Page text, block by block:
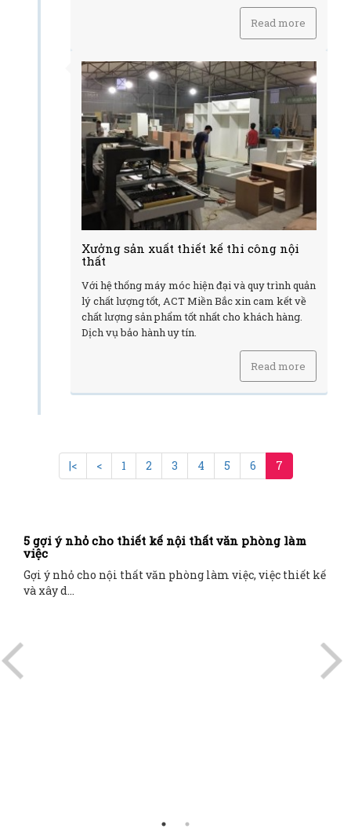
Read more
Xưởng sản xuất thiết kế thi công nội
thất
Với hệ thống máy móc hiện đại và quy trình quản
lý chất lượng tốt, ACT Miền Bắc xin cam kết về
chất lượng sản phẩm tốt nhất cho khách hàng.
Dịch vụ bảo hành uy tín.
Read more
|< < 1 2 3 4 5 6 7
5 gợi ý nhỏ cho thiết kế nội thất văn phòng làm
việc
Gợi ý nhỏ cho nội thất văn phòng làm việc, việc thiết kế
và xây d...